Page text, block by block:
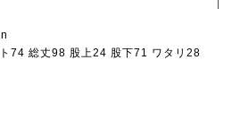
74 総丈98 股上24 股下71 ワタリ28